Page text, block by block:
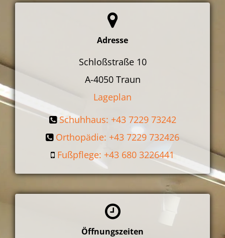
Adresse
Schloßstraße 10
A-4050 Traun
Lageplan
Schuhhaus: +43 7229 73242
Orthopädie: +43 7229 732426
Fußpflege: +43 680 3226441
Öffnungszeiten